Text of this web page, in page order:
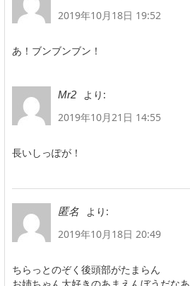
2019年10月18日 19:52
あ！ブンブンブン！
Mr2
より:
2019年10月21日 14:55
長いしっぽが！
匿名
より:
2019年10月18日 20:49
ちらっとのぞく後頭部がたまらん